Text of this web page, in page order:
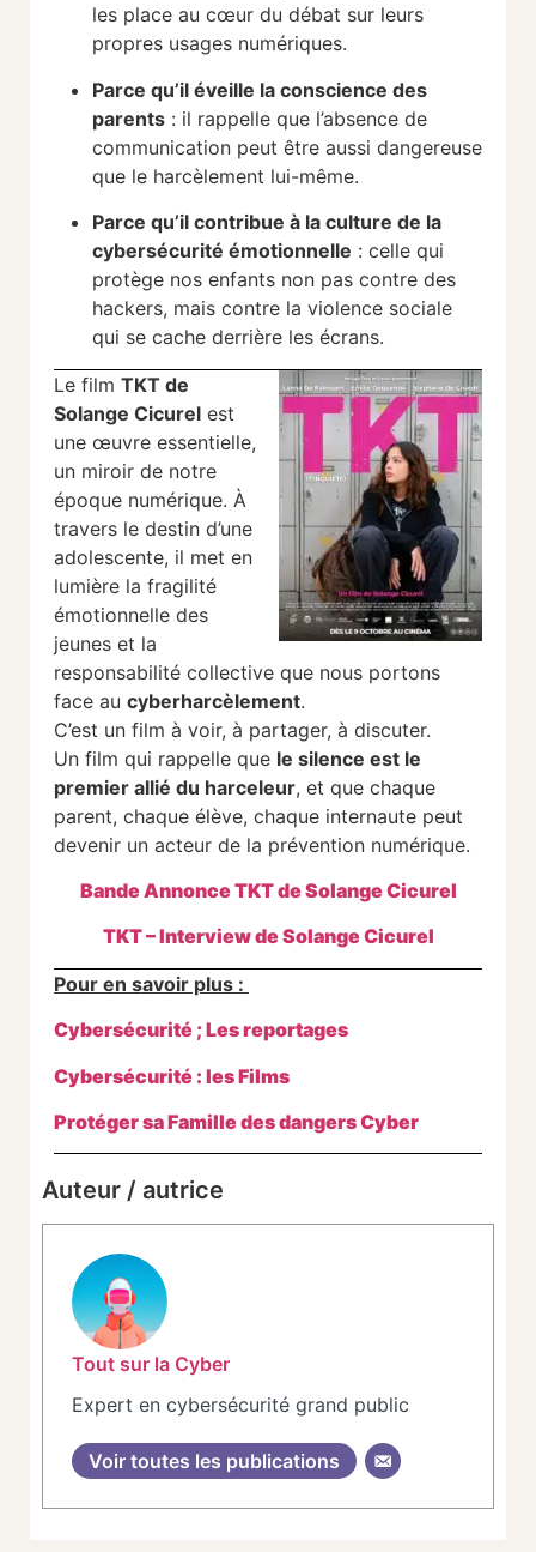
les place au cœur du débat sur leurs
propres usages numériques.
Parce qu’il éveille la conscience des
parents : il rappelle que l’absence de
communication peut être aussi dangereuse
que le harcèlement lui-même.
Parce qu’il contribue à la culture de la
cybersécurité émotionnelle : celle qui
protège nos enfants non pas contre des
hackers, mais contre la violence sociale
qui se cache derrière les écrans.
Le film TKT de
Solange Cicurel est
une œuvre essentielle,
un miroir de notre
époque numérique. À
travers le destin d’une
adolescente, il met en
lumière la fragilité
émotionnelle des
jeunes et la
responsabilité collective que nous portons
face au cyberharcèlement.
C’est un film à voir, à partager, à discuter.
Un film qui rappelle que le silence est le
premier allié du harceleur, et que chaque
parent, chaque élève, chaque internaute peut
devenir un acteur de la prévention numérique.
Bande Annonce TKT de Solange Cicurel
TKT – Interview de Solange Cicurel
Pour en savoir plus :
Cybersécurité ; Les reportages
Cybersécurité : les Films
Protéger sa Famille des dangers Cyber
Auteur / autrice
Tout sur la Cyber
Expert en cybersécurité grand public
Voir toutes les publications